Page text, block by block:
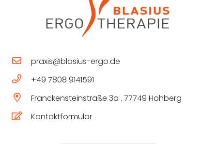
praxis@blasius-ergo.de
+49 7808 9141591
Franckensteinstraße 3a . 77749 Hohberg
Kontaktformular